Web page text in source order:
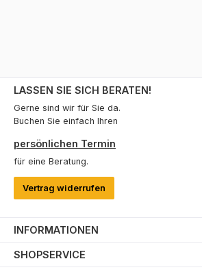
LASSEN SIE SICH BERATEN!
Gerne sind wir für Sie da.
Buchen Sie einfach Ihren
persönlichen Termin
für eine Beratung.
Vertrag widerrufen
INFORMATIONEN
SHOPSERVICE